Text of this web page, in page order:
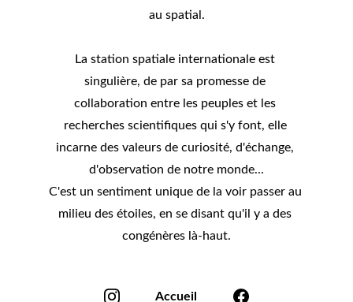
au spatial.
La station spatiale internationale est
singulière, de par sa promesse de
collaboration entre les peuples et les
recherches scientifiques qui s'y font, elle
incarne des valeurs de curiosité, d'échange,
d'observation de notre monde...
C'est un sentiment unique de la voir passer au
milieu des étoiles, en se disant qu'il y a des
congénères là-haut.
Accueil